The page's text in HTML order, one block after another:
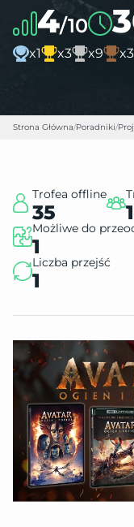
4/10
x1 x3 x9
Strona Główna/Poradniki/
Trofea offline
35
Możliwe do
1
Liczba przejść
1